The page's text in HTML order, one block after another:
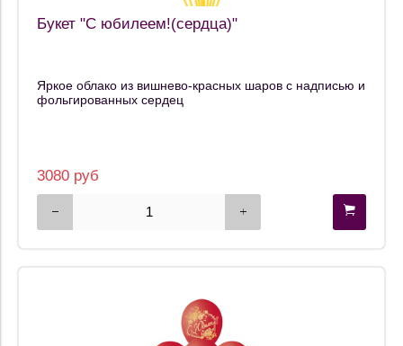
Букет "С юбилеем!(сердца)"
Яркое облако из вишнево-красных шаров с надписью и
фольгированных сердец
3080 руб